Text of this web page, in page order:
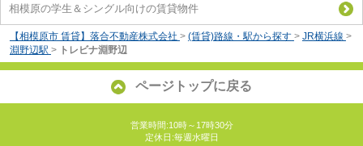
相模原の学生＆シングル向けの賃貸物件
【相模原市 賃貸】落合不動産株式会社 > (賃貸)路線・駅から探す > JR横浜線 >
淵野辺駅 > トレビナ淵野辺
ページトップに戻る
営業時間:10時～17時30分
定休日:毎週水曜日